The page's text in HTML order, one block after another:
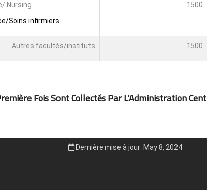
Nursing
Soins infirmiers
1500
Autres facultés/instituts 1500
Fois Sont Collectés Par L'Administration
Dernière mise à jour: May 8, 2024